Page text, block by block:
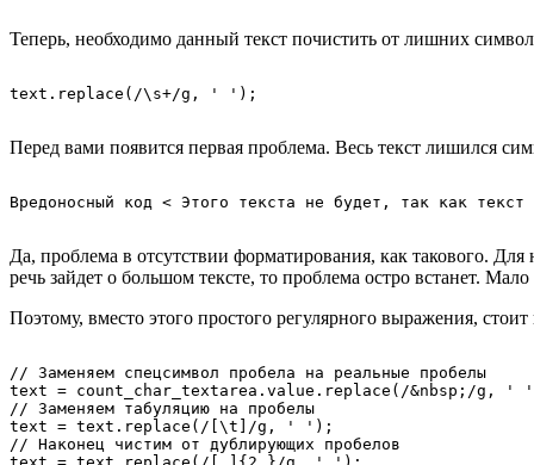
Теперь, необходимо данный текст почистить от лишних
Перед вами появится первая проблема. Весь текст лишился
Да, проблема в отсутствии форматирования, как такового. Для
речь зайдет о большом тексте, то проблема остро встанет.
Поэтому, вместо этого простого регулярного выражения,
// Заменяем спецсимвол пробела на реальные пробелы
text = count_char_textarea.value.replace(/&nbsp;/g, '
// Заменяем табуляцию на пробелы
text = text.replace(/[\t]/g, ' ');
// Наконец чистим от дублирующих пробелов
text = text.replace(/[ ]{2,}/g, ' ');